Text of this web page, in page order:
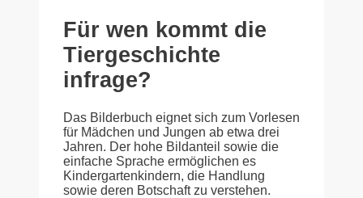
Für wen kommt die
Tiergeschichte
infrage?
Das Bilderbuch eignet sich zum Vorlesen
für Mädchen und Jungen ab etwa drei
Jahren. Der hohe Bildanteil sowie die
einfache Sprache ermöglichen es
Kindergartenkindern, die Handlung
sowie deren Botschaft zu verstehen.